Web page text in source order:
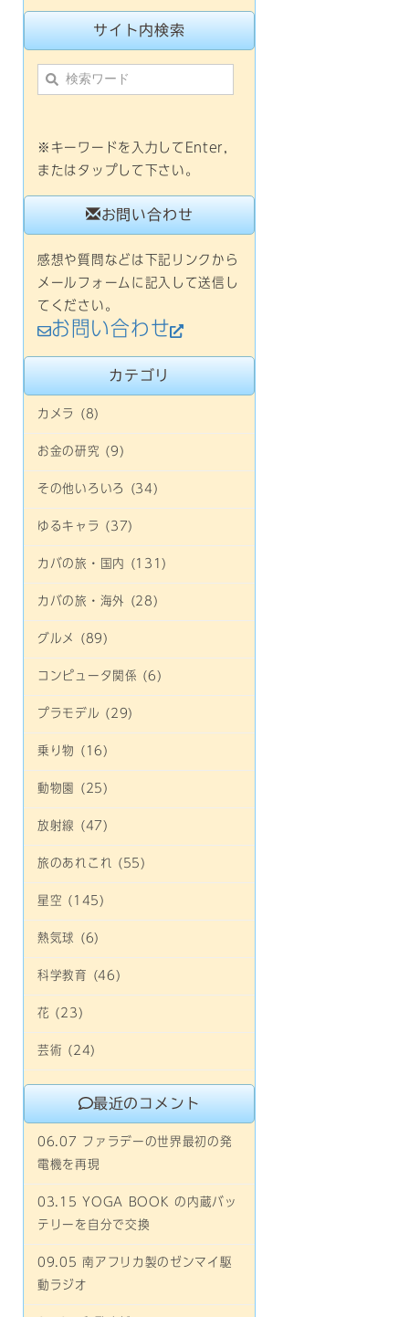
サイト内検索
※キーワードを入力してEnter,
またはタップして下さい。
お問い合わせ
感想や質問などは下記リンクから
メールフォームに記入して送信し
てください。
お問い合わせ
カテゴリ
カメラ (8)
お金の研究 (9)
その他いろいろ (34)
ゆるキャラ (37)
カバの旅・国内 (131)
カバの旅・海外 (28)
グルメ (89)
コンピュータ関係 (6)
プラモデル (29)
乗り物 (16)
動物園 (25)
放射線 (47)
旅のあれこれ (55)
星空 (145)
熱気球 (6)
科学教育 (46)
花 (23)
芸術 (24)
最近のコメント
06.07 ファラデーの世界最初の発
電機を再現
03.15 YOGA BOOK の内蔵バッ
テリーを自分で交換
09.05 南アフリカ製のゼンマイ駆
動ラジオ